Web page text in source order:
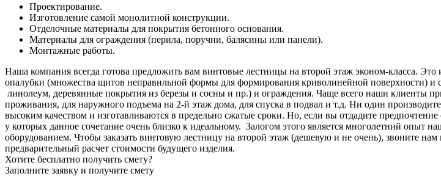
Проектирование.
Изготовление самой монолитной конструкции.
Отделочные материалы для покрытия бетонного основания.
Материалы для ограждения (перила, поручни, балясины или панели).
Монтажные работы.
Наша компания всегда готова предложить вам винтовые лестницы на второй этаж эконом-класса.
опалубки (множества щитов неправильной формы для формирования криволинейной поверхности) и
линолеум, деревянные покрытия из березы и сосны и пр.) и ограждения. Чаще всего наши клиенты
проживания, для наружного подъема на 2-й этаж дома, для спуска в подвал и т.д. Ни один
высоким качеством и изготавливаются в предельно сжатые сроки. Но, если вы отдадите
у которых данное сочетание очень близко к идеальному. Залогом этого является многолетний
оборудованием. Чтобы заказать винтовую лестницу на второй этаж (дешевую и не очень), звоните
предварительный расчет стоимости будущего изделия.
Хотите бесплатно получить смету?
Заполните заявку и получите смету